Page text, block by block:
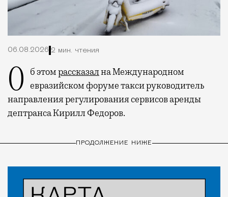
06.08.2026 2 мин. чтения
Об этомрассказална Международном
евразийском форуме такси руководитель
направления регулирования сервисов аренды
дептранса Кирилл Федоров.
ПРОДОЛЖЕНИЕ НИЖЕ